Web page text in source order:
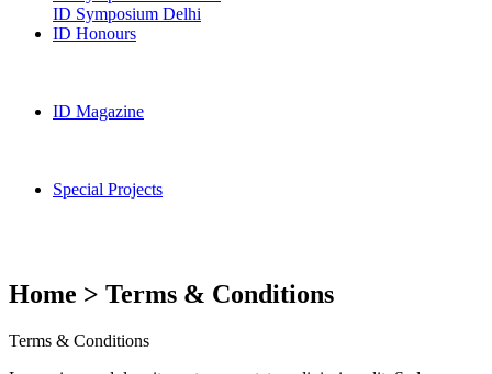
ID Symposium Delhi
ID Honours
ID Magazine
Special Projects
Home > Terms & Conditions
Terms & Conditions